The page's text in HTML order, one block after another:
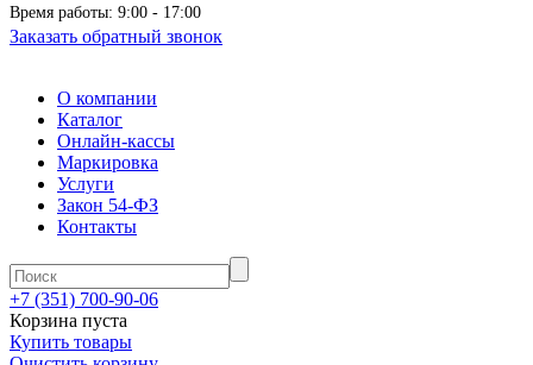
Время работы: 9:00 - 17:00
Заказать обратный звонок
О компании
Каталог
Онлайн-кассы
Маркировка
Услуги
Закон 54-ФЗ
Контакты
+7 (351) 700-90-06
Корзина пуста
Купить товары